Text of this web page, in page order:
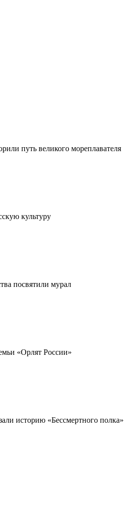
путь великого мореплавателя
культуру
посвятили мурал
«Орлят России»
историю «Бессмертного полка»